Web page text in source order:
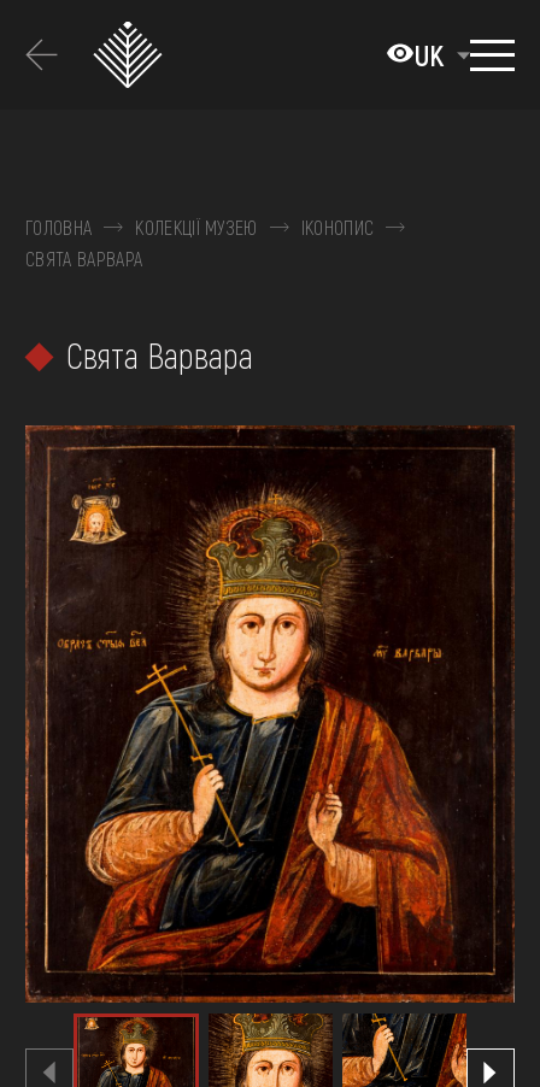
основного
UK
КОЛЕКЦІЇ
ВИСТАВКИ ТА ПОДІЇ
ВІДВІДАТИ
НАВЧИТИСЯ
ПОСЛУГИ
FAQ
ОНЛАЙН-КРАМНИЦЯ
ПІДТРИМАТИ
ГОЛОВНА КОЛЕКЦІЇ МУЗЕЮ
ІКОНОПИС
СВЯТА ВАРВАРА
Свята Варвара